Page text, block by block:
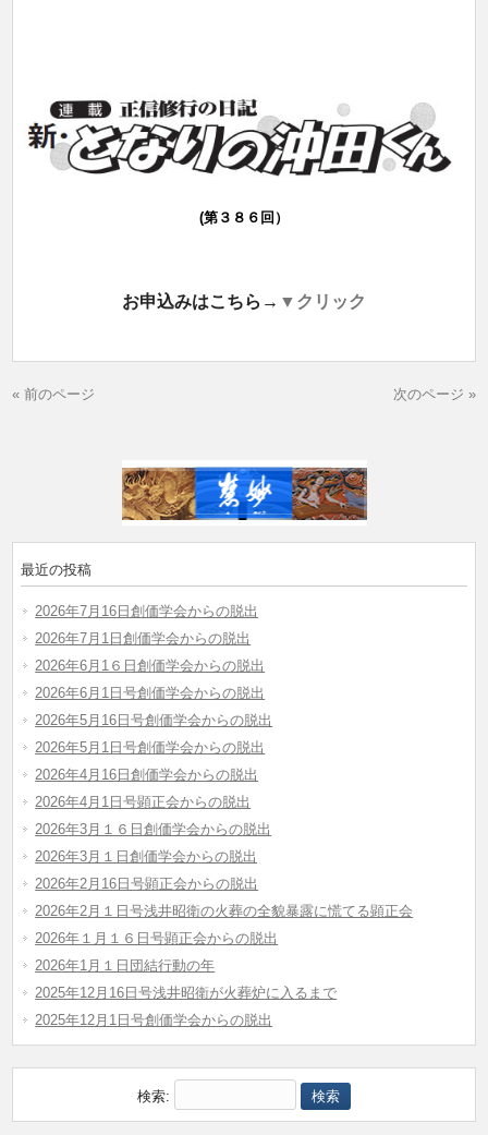
(第３８６回）
お申込みはこちら→ ▼クリック
« 前のページ 次のページ »
最近の投稿
2026年7月16日創価学会からの脱出
2026年7月1日創価学会からの脱出
2026年6月1６日創価学会からの脱出
2026年6月1日号創価学会からの脱出
2026年5月16日号創価学会からの脱出
2026年5月1日号創価学会からの脱出
2026年4月16日創価学会からの脱出
2026年4月1日号顕正会からの脱出
2026年3月１６日創価学会からの脱出
2026年3月１日創価学会からの脱出
2026年2月16日号顕正会からの脱出
2026年2月１日号浅井昭衛の火葬の全貌暴露に慌てる顕正会
2026年１月１６日号顕正会からの脱出
2026年1月１日団結行動の年
2025年12月16日号浅井昭衛が火葬炉に入るまで
2025年12月1日号創価学会からの脱出
検索: